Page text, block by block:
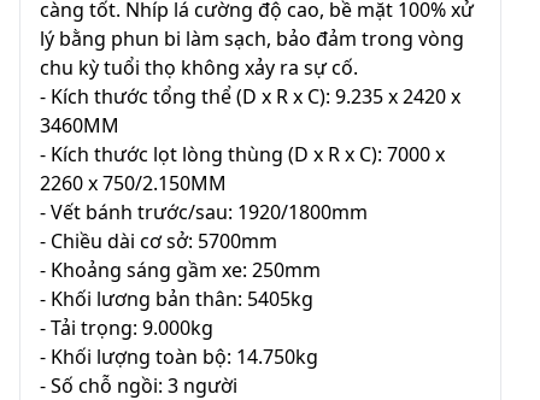
càng tốt. Nhíp lá cường độ cao, bề mặt 100% xử
lý bằng phun bi làm sạch, bảo đảm trong vòng
chu kỳ tuổi thọ không xảy ra sự cố.
- Kích thước tổng thể (D x R x C): 9.235 x 2420 x
3460MM
- Kích thước lọt lòng thùng (D x R x C): 7000 x
2260 x 750/2.150MM
- Vết bánh trước/sau: 1920/1800mm
- Chiều dài cơ sở: 5700mm
- Khoảng sáng gầm xe: 250mm
- Khối lương bản thân: 5405kg
- Tải trọng: 9.000kg
- Khối lượng toàn bộ: 14.750kg
- Số chỗ ngồi: 3 người